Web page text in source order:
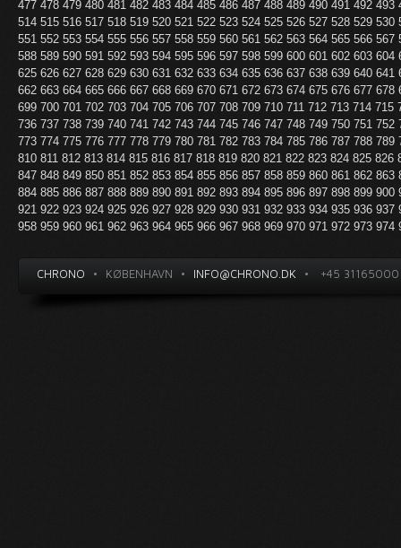
477 478 479 480 481 482 483 484 485 486 487 488 489 490 491 492 493
514 515 516 517 518 519 520 521 522 523 524 525 526 527 528 529 530
551 552 553 554 555 556 557 558 559 560 561 562 563 564 565 566 567
588 589 590 591 592 593 594 595 596 597 598 599 600 601 602 603 604
625 626 627 628 629 630 631 632 633 634 635 636 637 638 639 640 641
662 663 664 665 666 667 668 669 670 671 672 673 674 675 676 677 678
699 700 701 702 703 704 705 706 707 708 709 710 711 712 713 714 715
736 737 738 739 740 741 742 743 744 745 746 747 748 749 750 751 752
773 774 775 776 777 778 779 780 781 782 783 784 785 786 787 788 789
810 811 812 813 814 815 816 817 818 819 820 821 822 823 824 825 826
847 848 849 850 851 852 853 854 855 856 857 858 859 860 861 862 863
884 885 886 887 888 889 890 891 892 893 894 895 896 897 898 899 900
921 922 923 924 925 926 927 928 929 930 931 932 933 934 935 936 937
958 959 960 961 962 963 964 965 966 967 968 969 970 971 972 973 974
CHRONO • KØBENHAVN • INFO@CHRONO.DK • +45 31165000